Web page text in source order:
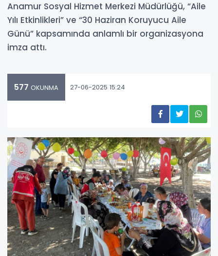
Anamur Sosyal Hizmet Merkezi Müdürlüğü, “Aile
Yılı Etkinlikleri” ve “30 Haziran Koruyucu Aile
Günü” kapsamında anlamlı bir organizasyona
imza attı.
577 OKUNMA 27-06-2025 15:24